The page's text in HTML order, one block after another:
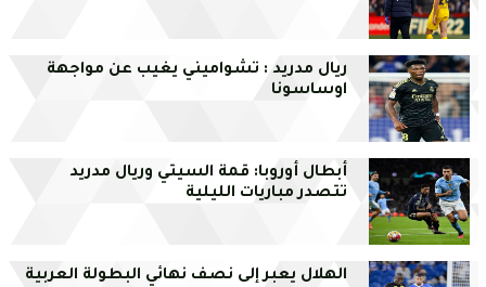
ريال مدريد : تشواميني يغيب عن مواجهة
اوساسونا
أبطال أوروبا: قمة السيتي وريال مدريد
تتصدر مباريات الليلية
الهلال يعبر إلى نصف نهائي البطولة العربية